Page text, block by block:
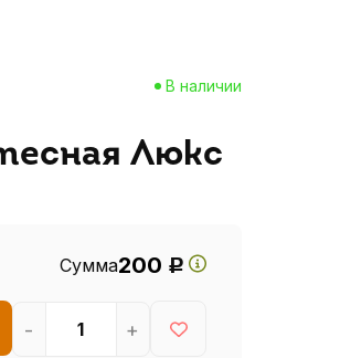
В наличии
Люкс
Сумма200 Р
- +